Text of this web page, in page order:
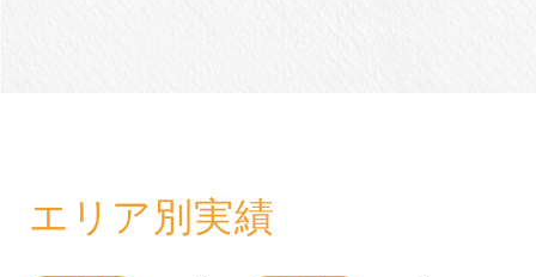
エリア別実績